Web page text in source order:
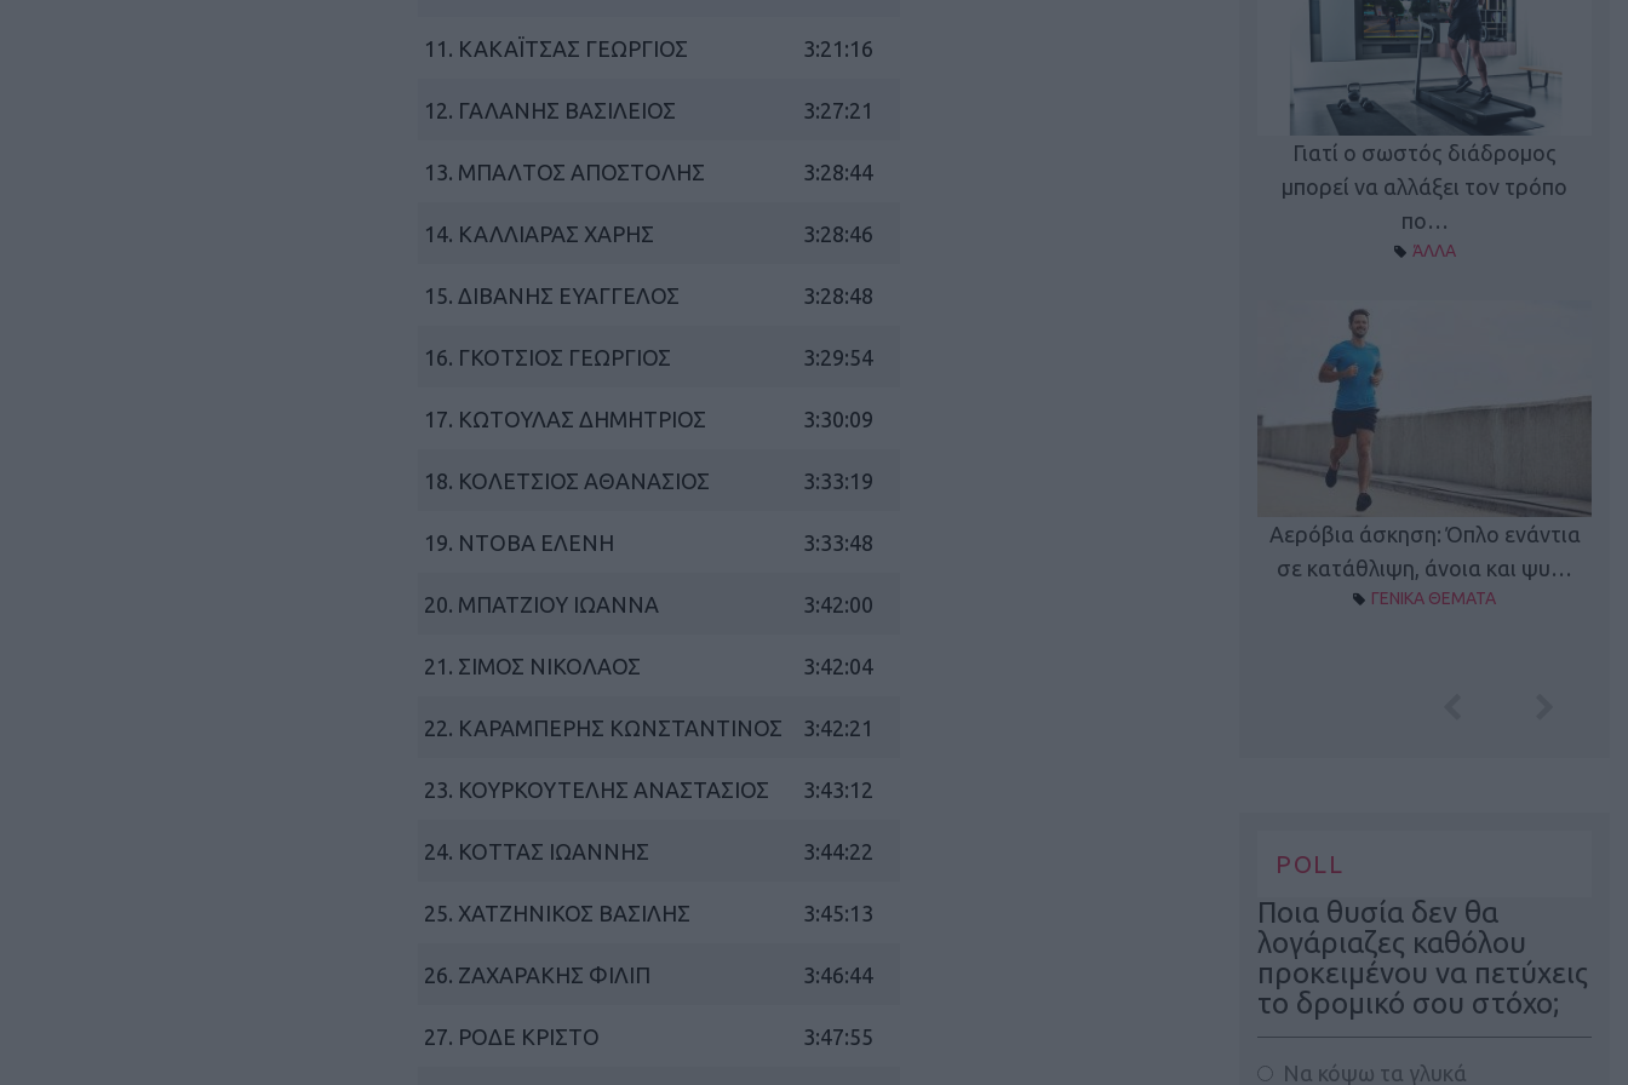
11. ΚΑΚΑΪΤΣΑΣ ΓΕΩΡΓΙΟΣ 3:21:16
12. ΓΑΛΑΝΗΣ ΒΑΣΙΛΕΙΟΣ 3:27:21
13. ΜΠΑΛΤΟΣ ΑΠΟΣΤΟΛΗΣ 3:28:44
14. ΚΑΛΛΙΑΡΑΣ ΧΑΡΗΣ 3:28:46
15. ΔΙΒΑΝΗΣ ΕΥΑΓΓΕΛΟΣ 3:28:48
16. ΓΚΟΤΣΙΟΣ ΓΕΩΡΓΙΟΣ 3:29:54
17. ΚΩΤΟΥΛΑΣ ΔΗΜΗΤΡΙΟΣ 3:30:09
18. ΚΟΛΕΤΣΙΟΣ ΑΘΑΝΑΣΙΟΣ 3:33:19
19. ΝΤΟΒΑ ΕΛΕΝΗ 3:33:48
20. ΜΠΑΤΖΙΟΥ ΙΩΑΝΝΑ 3:42:00
21. ΣΙΜΟΣ ΝΙΚΟΛΑΟΣ 3:42:04
22. ΚΑΡΑΜΠΕΡΗΣ ΚΩΝΣΤΑΝΤΙΝΟΣ 3:42:21
23. ΚΟΥΡΚΟΥΤΕΛΗΣ ΑΝΑΣΤΑΣΙΟΣ 3:43:12
24. ΚΟΤΤΑΣ ΙΩΑΝΝΗΣ 3:44:22
25. ΧΑΤΖΗΝΙΚΟΣ ΒΑΣΙΛΗΣ 3:45:13
26. ΖΑΧΑΡΑΚΗΣ ΦΙΛΙΠ 3:46:44
27. ΡΟΔΕ ΚΡΙΣΤΟ 3:47:55
Γιατί ο σωστός διάδρομος
μπορεί να αλλάξει τον τρόπο
πο…
ΆΛΛΑ
Αερόβια άσκηση: Όπλο ενάντια
σε κατάθλιψη, άνοια και ψυ…
ΓΕΝΙΚΑ ΘΕΜΑΤΑ
POLL
Ποια θυσία δεν θα
λογάριαζες καθόλου
προκειμένου να πετύχεις
το δρομικό σου στόχο;
Να κόψω τα γλυκά